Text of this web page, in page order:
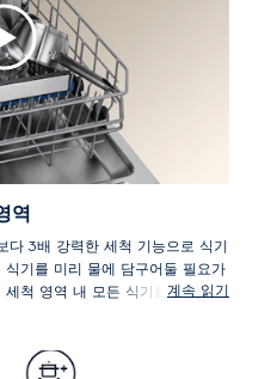
역
다 3배 강력한 세척 기능으로 식기
기를 미리 물에 담구어둘 필요가
계속 읽기